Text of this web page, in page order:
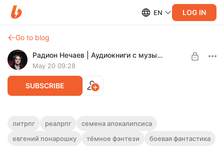
EN LOG IN
Go to blog
Радион Нечаев | Аудиокниги с музыкой и звуками
May 20 09:28
SUBSCRIBE
Семена Апокалипсиса. Книга 9 —
Евгений ПонарошкуLevel required:
литрпг реалрпг
семена апокалипсиса
евгений понарошку
тёмное фэнтези боевая фантастика